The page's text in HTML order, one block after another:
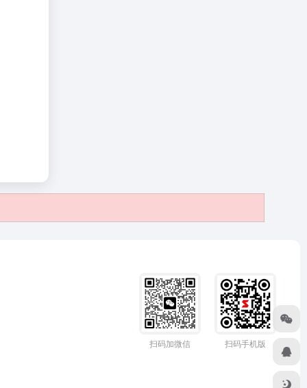
扫码加微信 扫码手机版